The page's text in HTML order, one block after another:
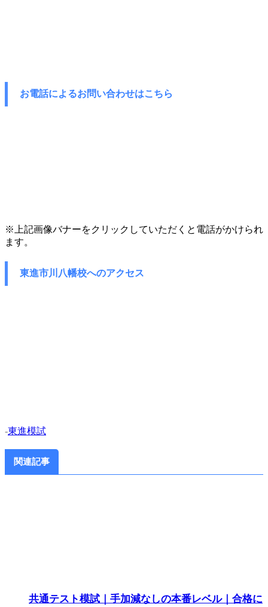
お電話によるお問い合わせはこちら
※上記画像バナーをクリックしていただくと電話がかけられ
ます。
東進市川八幡校へのアクセス
-東進模試
関連記事
共通テスト模試｜手加減なしの本番レベル｜合格に